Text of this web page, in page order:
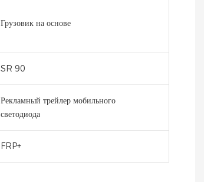
Грузовик на основе
SR 90
Рекламный трейлер мобильного
светодиода
FRP+